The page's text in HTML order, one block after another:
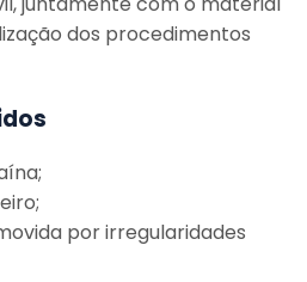
dos procedimentos
por irregularidades